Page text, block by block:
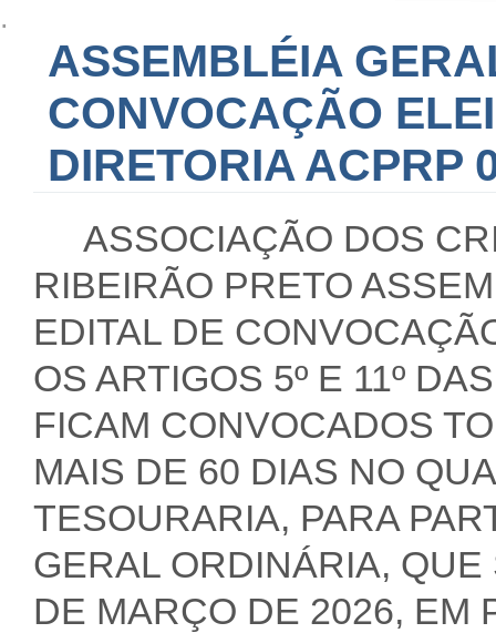
.
ASSEMBLÉIA
CONVOCAÇÃO
DIRETORIA ACPRP
ASSOCIAÇÃO DOS
RIBEIRÃO PRETO
EDITAL DE
OS ARTIGOS 5º E 11º
FICAM CONVOCADOS
MAIS DE 60 DIAS NO
TESOURARIA, PARA
GERAL ORDINÁRIA,
DE MARÇO DE 2026, EM